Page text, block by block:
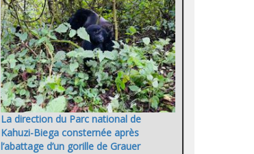
La direction du Parc national de
Kahuzi-Biega consternée après
l’abattage d’un gorille de Grauer